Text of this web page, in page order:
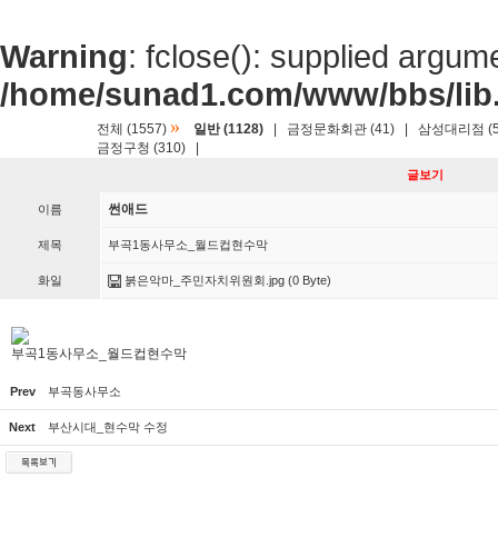
Warning: fclose(): supplied
/home/sunad1.com/www/bbs/
전체 (1557) » 일반 (1128) 금정문화회관 (41)
삼성대리점
금정구청 (310)
글보기
이름 썬애드
제목 부곡1동사무소_월드컵현수막
화일 붉은악마_주민자치위원회.jpg (0 Byte)
부곡1동사무소_월드컵현수막
Prev 부곡동사무소
Next 부산시대_현수막 수정